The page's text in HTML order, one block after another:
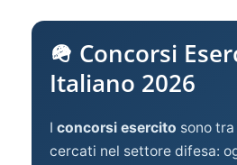
🪖 Concorsi
Italiano 2026
I concorsi esercito sono
cercati nel settore difesa: